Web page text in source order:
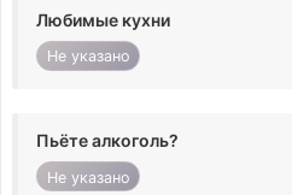
Любимые кухни
Не указано
Пьёте алкоголь?
Не указано